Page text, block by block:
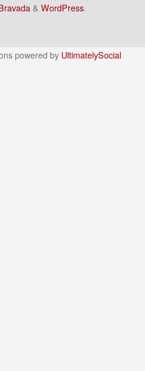
& WordPress.
powered by UltimatelySocial